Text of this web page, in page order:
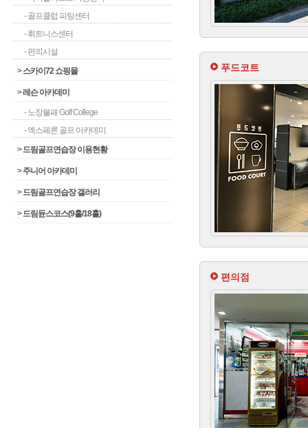
- 골프클럽 피팅센터
- 휘트니스센터
- 편의시설
>스카이72 쇼핑몰
>레슨 아카데미
- 노장불패 Golf College
- 엑스페론 골프 아카데미
>드림골프연습장 이용현황
>주니어 아카데미
>드림골프연습장 갤러리
>드림듄스코스(9홀/18홀)
푸드코트
편의점